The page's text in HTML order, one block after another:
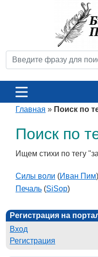
Главная » Поиск по
Поиск по
Ищем стихи по тегу
Силы воли (Иван Пим)
Печаль (SiSop)
Регистрация на
Вход
Регистрация